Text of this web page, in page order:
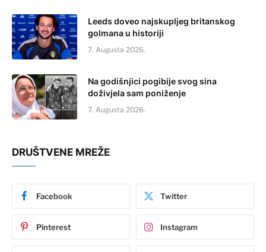
Leeds doveo najskupljeg britanskog
golmana u historiji
7. Augusta 2026.
Na godišnjici pogibije svog sina
doživjela sam poniženje
7. Augusta 2026.
DRUŠTVENE MREŽE
Facebook Twitter
Pinterest Instagram